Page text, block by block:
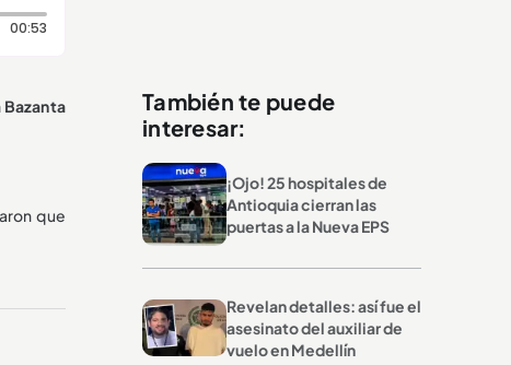
00:53Duración: 53 segundos
Bazanta
que
También te puede
interesar:
¡Ojo! 25 hospitales de
Antioquia cierran las
puertas a la Nueva EPS
Revelan detalles: así fue el
asesinato del auxiliar de
vuelo en Medellín